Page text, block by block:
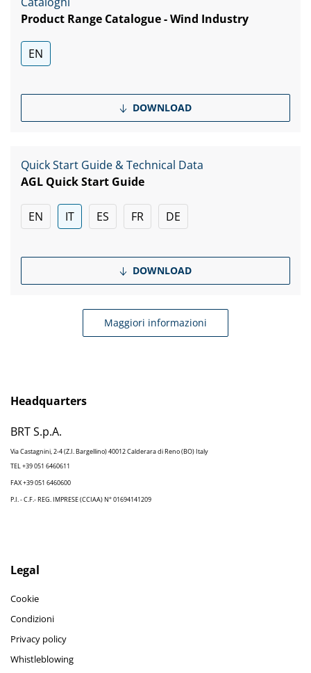
Product Range Catalogue - Wind Industry
EN
DOWNLOAD
Quick Start Guide & Technical Data
AGL Quick Start Guide
EN IT ES FR DE
DOWNLOAD
Maggiori informazioni
Headquarters
BRT S.p.A.
Via Castagnini, 2-4 (Z.I. Bargellino) 40012 Calderara di Reno (BO) Italy
TEL +39 051 6460611
FAX +39 051 6460600
P.I. - C.F.- REG. IMPRESE (CCIAA) N° 01694141209
Legal
Cookie
Condizioni
Privacy policy
Whistleblowing